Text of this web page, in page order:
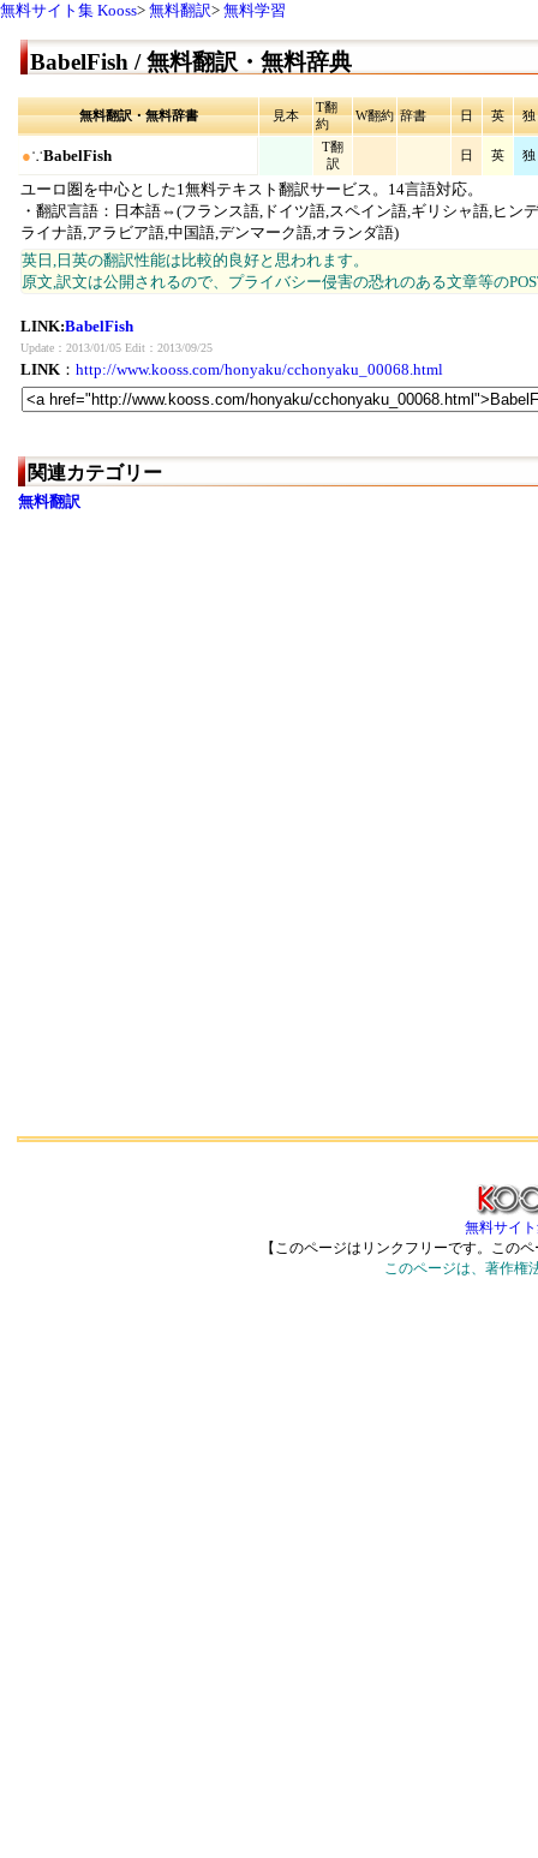
無料サイト集 Kooss> 無料翻訳> 無料学習
BabelFish / 無料翻訳・無料辞典
無料翻訳・無料辞書 見本
T翻
約
W翻約 辞書 日 英 独
●∵BabelFish
T翻
訳
日 英 独
ユーロ圏を中心とした1無料テキスト翻訳サービス。14言語対応。
・翻訳言語：日本語⇔(フランス語,ドイツ語,スペイン語,ギリシャ語,ヒン
ライナ語,アラビア語,中国語,デンマーク語,オランダ語)
英日,日英の翻訳性能は比較的良好と思われます。
原文,訳文は公開されるので、プライバシー侵害の恐れのある文章等の
LINK:BabelFish
Update：2013/01/05 Edit：2013/09/25
LINK ： http://www.kooss.com/honyaku/cchonyaku_00068.html
関連カテゴリー
無料翻訳
無料サイ
【このページはリンクフリーです。この
このページは、著作権